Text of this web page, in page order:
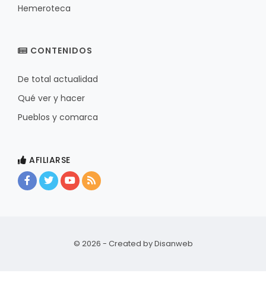
Hemeroteca
CONTENIDOS
De total actualidad
Qué ver y hacer
Pueblos y comarca
AFILIARSE
© 2026 - Created byDisanweb